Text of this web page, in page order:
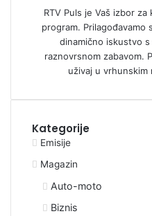
RTV Puls je Vaš izbor
program. Prilagođavamo
dinamično iskustvo
raznovrsnom zabavom.
uživaj u vrhunskim
Kategorije
Emisije
Magazin
Auto-moto
Biznis